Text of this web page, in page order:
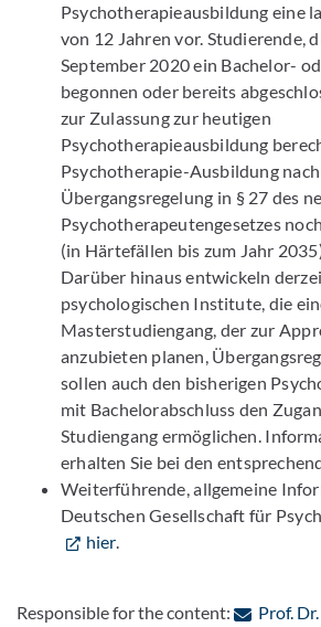
Psychotherapieausbildung eine
von 12 Jahren vor. Studierende,
September 2020 ein Bachelor-
begonnen oder bereits
zur Zulassung zur heutigen
Psychotherapieausbildung
Psychotherapie-Ausbildung
Übergangsregelung in § 27 des
Psychotherapeutengesetzes
(in Härtefällen bis zum Jahr
Darüber hinaus entwickeln
psychologischen Institute, die
Masterstudiengang, der zur
anzubieten planen,
sollen auch den bisherigen
mit Bachelorabschluss den
Studiengang ermöglichen.
erhalten Sie bei den
Weiterführende, allgemeine
Deutschen Gesellschaft für
hier.
Responsible for the content: Prof.